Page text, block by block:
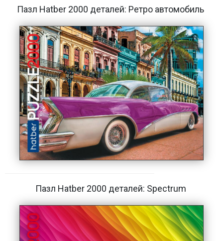
Пазл Hatber 2000 деталей: Ретро автомобиль
Пазл Hatber 2000 деталей: Spectrum